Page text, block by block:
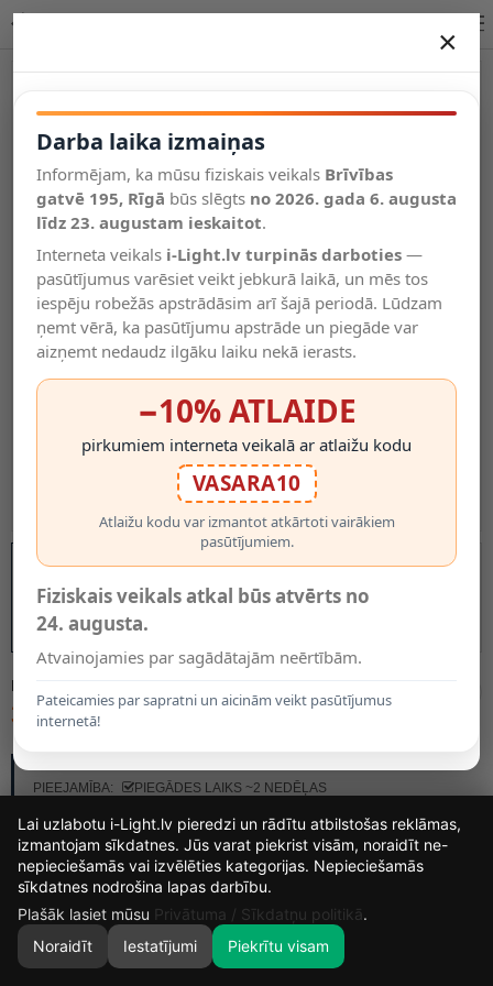
Salīdzināt
Vēlmju
saraksts
Valodas
0
MODELIS:
319.50€
PIEEJAMĪBA:
PIEGĀDES LAIKS ~2 NEDĒĻAS
×
Darba laika izmaiņas
Informējam, ka mūsu fiziskais veikals Brīvības
gatvē 195, Rīgā būs slēgts no 2026. gada 6. augusta
līdz 23. augustam ieskaitot.
Interneta veikals i-Light.lv turpinās darboties —
pasūtījumus varēsiet veikt jebkurā laikā, un mēs tos
iespēju robežās apstrādāsim arī šajā periodā. Lūdzam
ņemt vērā, ka pasūtījumu apstrāde un piegāde var
aizņemt nedaudz ilgāku laiku nekā ierasts.
−10% ATLAIDE
pirkumiem interneta veikalā ar atlaižu kodu
VASARA10
Atlaižu kodu var izmantot atkārtoti vairākiem
pasūtījumiem.
Fiziskais veikals atkal būs atvērts no
24. augusta.
Atvainojamies par sagādātajām neērtībām.
Pateicamies par sapratni un aicinām veikt pasūtījumus
internetā!
14
DIENAS
15
STUNDAS
20
MIN.
17
Lai uzlabotu i-Light.lv pieredzi un rādītu atbilstošas reklāmas,
izmantojam sīkdatnes. Jūs varat piekrist visām, noraidīt ne-
nepieciešamās vai izvēlēties kategorijas. Nepieciešamās
sīkdatnes nodrošina lapas darbību.
Plašāk lasiet mūsu Privātuma / Sīkdatņu politikā.
Noraidīt
Iestatījumi Piekrītu visam